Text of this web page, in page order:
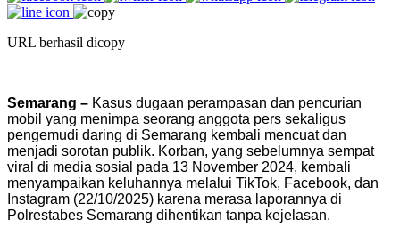
URL berhasil dicopy
Semarang – Kasus dugaan perampasan dan pencurian
mobil yang menimpa seorang anggota pers sekaligus
pengemudi daring di Semarang kembali mencuat dan
menjadi sorotan publik. Korban, yang sebelumnya sempat
viral di media sosial pada 13 November 2024, kembali
menyampaikan keluhannya melalui TikTok, Facebook, dan
Instagram (22/10/2025) karena merasa laporannya di
Polrestabes Semarang dihentikan tanpa kejelasan.